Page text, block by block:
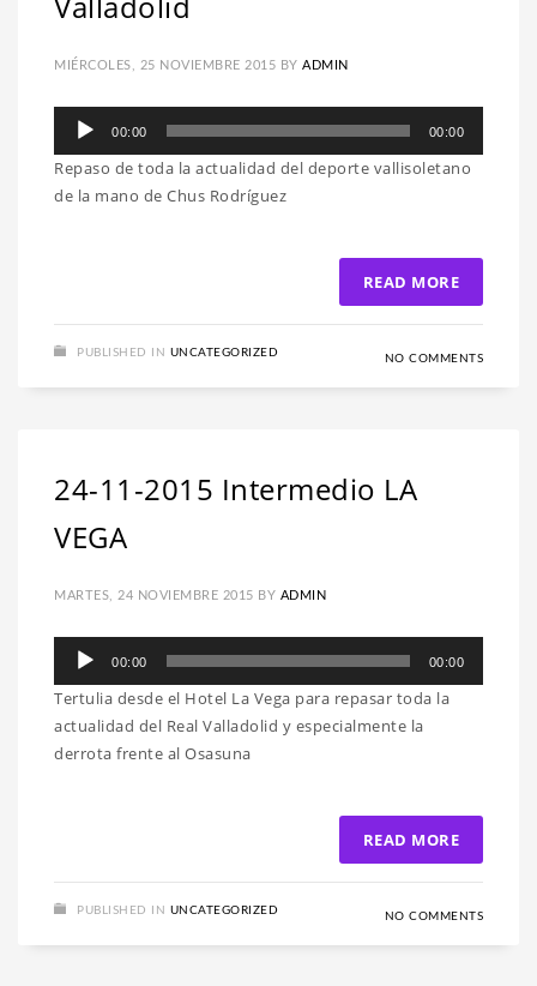
MIÉRCOLES, 25 NOVIEMBRE 2015 BY ADMIN
Reproductor
audio
00:00 00:00
Repaso de toda la actualidad del deporte vallisoletano
de la mano de Chus Rodríguez
READ MORE
PUBLISHED IN UNCATEGORIZED NO COMMENTS
24-11-2015 Intermedio LA
VEGA
MARTES, 24 NOVIEMBRE 2015 BY ADMIN
Reproductor
audio
00:00 00:00
Tertulia desde el Hotel La Vega para repasar toda la
actualidad del Real Valladolid y especialmente la
derrota frente al Osasuna
READ MORE
PUBLISHED IN UNCATEGORIZED NO COMMENTS